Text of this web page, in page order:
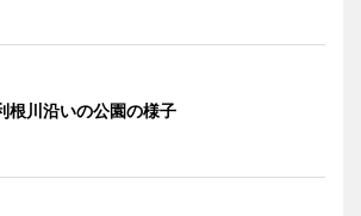
根川沿いの公園の様子